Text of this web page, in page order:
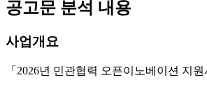
공고문 분석 내용
사업개요
「2026년 민관협력 오픈이노베이션 지